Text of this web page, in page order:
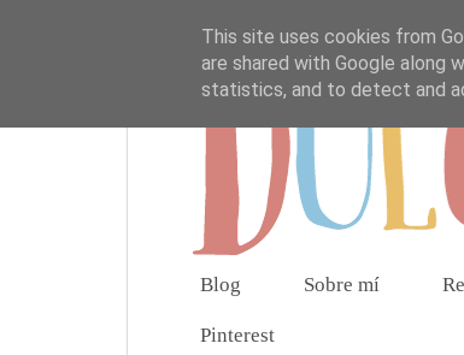
Blog Sobre mí
Pinterest
This site uses cookies from
are shared with Google along
statistics, and to detect and